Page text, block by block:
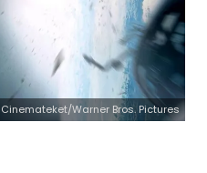
Cinemateket/Warner Bros. Pictures